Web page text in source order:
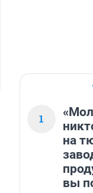
1
на
вы